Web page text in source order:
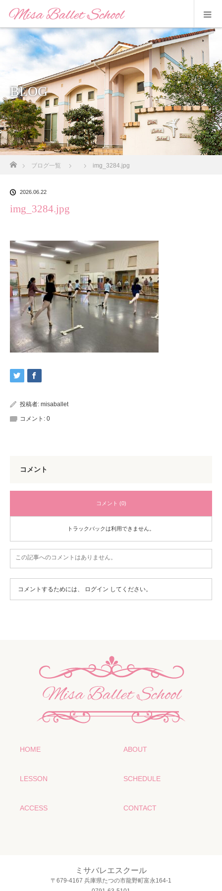
BLOG
ブログ一覧 img_3284.jpg
2026.06.22
img_3284.jpg
投稿者: misaballet
コメント: 0
コメント
コメント (0)
トラックバックは利用できません。
この記事へのコメントはありません。
コメントするためには、 ログイン してください。
HOME ABOUT
LESSON SCHEDULE
ACCESS CONTACT
ミサバレエスクール
〒679-4167 兵庫県たつの市龍野町富永164-1